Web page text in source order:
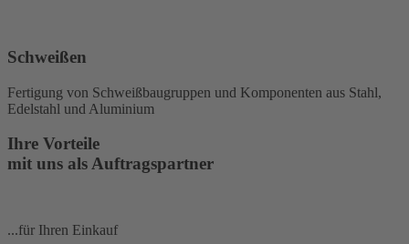
Schweißen
Fertigung von Schweißbaugruppen und Komponenten aus Stahl,
Edelstahl und Aluminium
Ihre Vorteile
mit uns als Auftragspartner
...für Ihren Einkauf